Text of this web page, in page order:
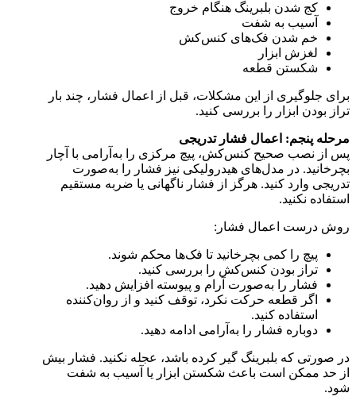
کج شدن بلبرینگ هنگام خروج
آسیب به شفت
خم شدن فک‌های کنس‌کش
لغزش ابزار
شکستن قطعه
برای جلوگیری از این مشکلات، قبل از اعمال فشار، چند بار
تراز بودن ابزار را بررسی کنید.
مرحله پنجم: اعمال فشار تدریجی
پس از نصب صحیح کنس‌کش، پیچ مرکزی را به‌آرامی با آچار
بچرخانید. در مدل‌های هیدرولیکی نیز فشار را به‌صورت
تدریجی وارد کنید. هرگز از فشار ناگهانی یا ضربه مستقیم
استفاده نکنید.
روش درست اعمال فشار:
پیچ را کمی بچرخانید تا فک‌ها محکم شوند.
تراز بودن کنس‌کش را بررسی کنید.
فشار را به‌صورت آرام و پیوسته افزایش دهید.
اگر قطعه حرکت نکرد، توقف کنید و از روان‌کننده
استفاده کنید.
دوباره فشار را به‌آرامی ادامه دهید.
در صورتی که بلبرینگ گیر کرده باشد، عجله نکنید. فشار بیش
از حد ممکن است باعث شکستن ابزار یا آسیب به شفت
شود.